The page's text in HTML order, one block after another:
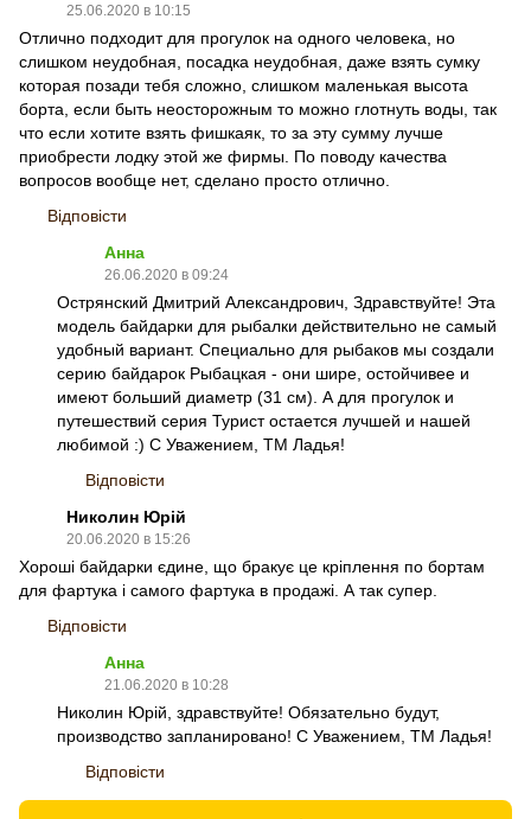
25.06.2020 в 10:15
Отлично подходит для прогулок на одного человека, но
слишком неудобная, посадка неудобная, даже взять сумку
которая позади тебя сложно, слишком маленькая высота
борта, если быть неосторожным то можно глотнуть воды, так
что если хотите взять фишкаяк, то за эту сумму лучше
приобрести лодку этой же фирмы. По поводу качества
вопросов вообще нет, сделано просто отлично.
Відповісти
Анна
26.06.2020 в 09:24
Острянский Дмитрий Александрович, Здравствуйте! Эта
модель байдарки для рыбалки действительно не самый
удобный вариант. Специально для рыбаков мы создали
серию байдарок Рыбацкая - они шире, остойчивее и
имеют больший диаметр (31 см). А для прогулок и
путешествий серия Турист остается лучшей и нашей
любимой :) С Уважением, ТМ Ладья!
Відповісти
Николин Юрій
20.06.2020 в 15:26
Хороші байдарки єдине, що бракує це кріплення по бортам
для фартука і самого фартука в продажі. А так супер.
Відповісти
Анна
21.06.2020 в 10:28
Николин Юрій, здравствуйте! Обязательно будут,
производство запланировано! С Уважением, ТМ Ладья!
Відповісти